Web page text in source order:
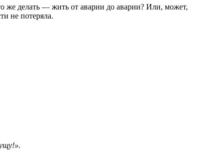
делать — жить от аварии до аварии? Или, может,
не потеряла.